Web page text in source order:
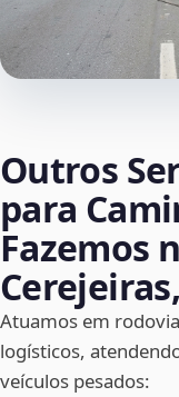
Outros
para
Fazemos
Atuamos em
logísticos,
veículos pesados: